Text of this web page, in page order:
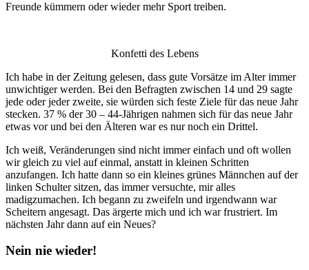
Freunde kümmern oder wieder mehr Sport treiben.
Konfetti des Lebens
Ich habe in der Zeitung gelesen, dass gute Vorsätze im Alter immer
unwichtiger werden. Bei den Befragten zwischen 14 und 29 sagte
jede oder jeder zweite, sie würden sich feste Ziele für das neue Jahr
stecken. 37 % der 30 – 44-Jährigen nahmen sich für das neue Jahr
etwas vor und bei den Älteren war es nur noch ein Drittel.
Ich weiß, Veränderungen sind nicht immer einfach und oft wollen
wir gleich zu viel auf einmal, anstatt in kleinen Schritten
anzufangen. Ich hatte dann so ein kleines grünes Männchen auf der
linken Schulter sitzen, das immer versuchte, mir alles
madigzumachen. Ich begann zu zweifeln und irgendwann war
Scheitern angesagt. Das ärgerte mich und ich war frustriert. Im
nächsten Jahr dann auf ein Neues?
Nein nie wieder!